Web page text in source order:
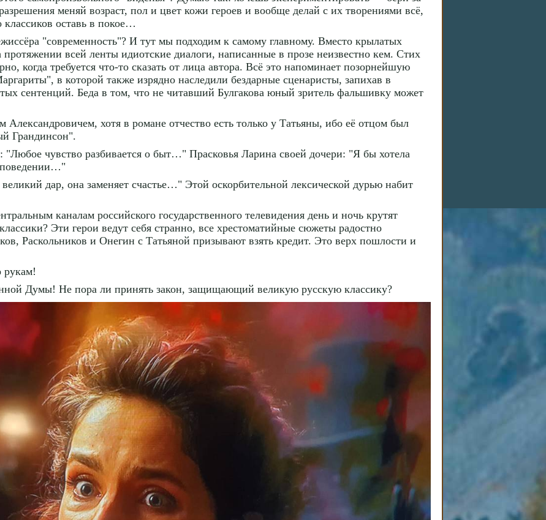
меняй возраст, пол и цвет кожи героев и вообще делай с их творениями всё,
классиков оставь в покое…
"современность"? И тут мы подходим к самому главному. Вместо крылатых
всей ленты идиотские диалоги, написанные в прозе неизвестно кем. Стих
когда требуется что-то сказать от лица автора. Всё это напоминает позорнейшую
в которой также изрядно наследили бездарные сценаристы, запихав в
сентенций. Беда в том, что не читавший Булгакова юный зритель фальшивку может
хотя в романе отчество есть только у Татьяны, ибо её отцом был
Грандинсон".
чувство разбивается о быт…" Прасковья Ларина своей дочери: "Я бы хотела
поведении…"
дар, она заменяет счастье…" Этой оскорбительной лексической дурью набит
каналам российского государственного телевидения день и ночь крутят
Эти герои ведут себя странно, все хрестоматийные сюжеты радостно
Раскольников и Онегин с Татьяной призывают взять кредит. Это верх пошлости и
рукам!
Думы! Не пора ли принять закон, защищающий великую русскую классику?